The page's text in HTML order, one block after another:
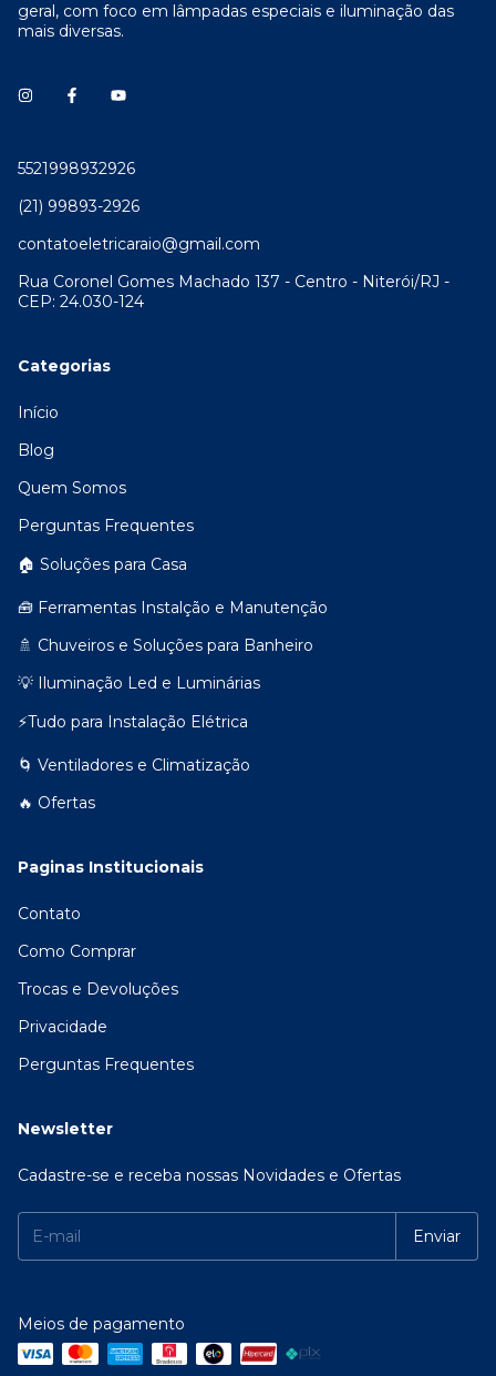
geral, com foco em lâmpadas especiais e iluminação das
mais diversas.
5521998932926
(21) 99893-2926
contatoeletricaraio@gmail.com
Rua Coronel Gomes Machado 137 - Centro - Niterói/RJ -
CEP: 24.030-124
Categorias
Início
Blog
Quem Somos
Perguntas Frequentes
🏠 Soluções para Casa
🧰 Ferramentas Instalção e Manutenção
🚿 Chuveiros e Soluções para Banheiro
💡 Iluminação Led e Luminárias
⚡Tudo para Instalação Elétrica
🌀 Ventiladores e Climatização
🔥 Ofertas
Paginas Institucionais
Contato
Como Comprar
Trocas e Devoluções
Privacidade
Perguntas Frequentes
Newsletter
Cadastre-se e receba nossas Novidades e Ofertas
Meios de pagamento